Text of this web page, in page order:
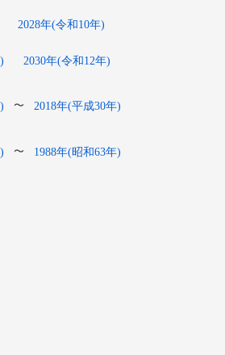
2028年(令和10年)
2030年(令和12年)
〜 2018年(平成30年)
〜 1988年(昭和63年)